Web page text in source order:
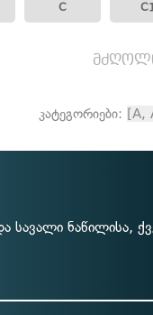
C
კატეგორიები: [A,
სავალი ნაწილისა,